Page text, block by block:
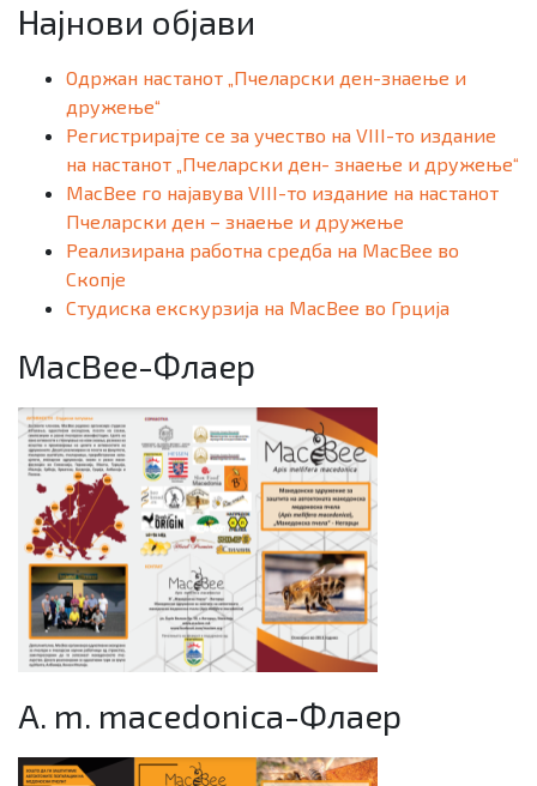
Најнови објави
Одржан настанот „Пчеларски ден-знаење и
дружење“
Регистрирајте се за учество на VIII-то издание
на настанот „Пчеларски ден- знаење и дружење“
MacBee го најавува VIII-то издание на настанот
Пчеларски ден – знаење и дружење
Реализирана работна средба на MacBee во
Скопје
Студиска екскурзија на MacBee во Грција
MacBee-Флаер
A. m. macedonica-Флаер